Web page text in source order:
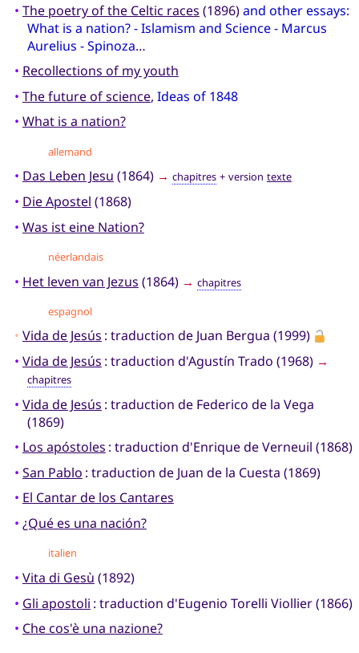
• The poetry of the Celtic races (1896)and other essays:
What is a nation? - Islamism and Science - Marcus
Aurelius - Spinoza…
• Recollections of my youth
• The future of science, Ideas of 1848
• What is a nation?
allemand
• Das Leben Jesu (1864) → chapitres+ version texte
• Die Apostel (1868)
• Was ist eine Nation?
néerlandais
• Het leven van Jezus (1864) → chapitres
espagnol
• Vida de Jesús : traduction de Juan Bergua (1999)
• Vida de Jesús : traduction d'Agustín Trado (1968) →
chapitres
• Vida de Jesús : traduction de Federico de la Vega
(1869)
• Los apóstoles : traduction d'Enrique de Verneuil (1868)
• San Pablo : traduction de Juan de la Cuesta (1869)
• El Cantar de los Cantares
• ¿Qué es una nación?
italien
• Vita di Gesù (1892)
• Gli apostoli : traduction d'Eugenio Torelli Viollier (1866)
• Che cos'è una nazione?